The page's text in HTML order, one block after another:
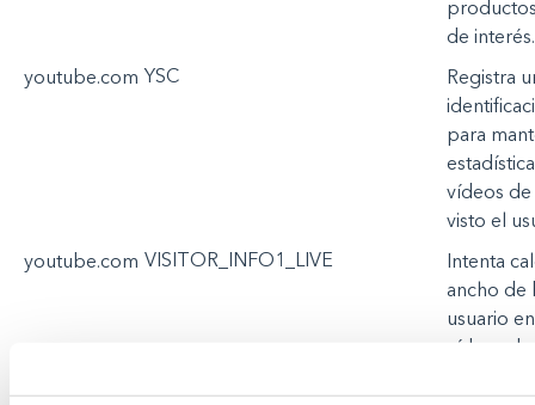
de interés.
youtube.com YSC Registra
para
vídeos de
visto el
youtube.com VISITOR_INFO1_LIVE Intenta
ancho de
usuario en
vídeos